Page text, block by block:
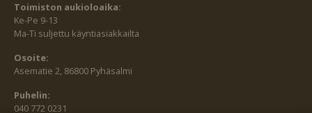
Toimiston aukioloaika:
Ke-Pe 9-13
Ma-Ti suljettu käyntiasiakkailta
Osoite:
Asematie 2, 86800 Pyhäsalmi
Puhelin:
040 772 0231